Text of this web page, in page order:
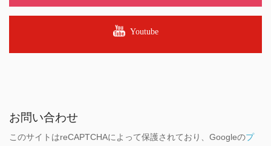
Youtube
お問い合わせ
このサイトはreCAPTCHAによって保護されており、Googleのプ